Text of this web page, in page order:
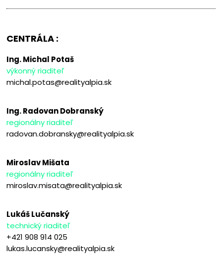
CENTRÁLA :
Ing. Michal Potaš
výkonný riaditeľ
michal.potas@realityalpia.sk
Ing. Radovan Dobranský
regionálny riaditeľ
radovan.dobransky@realityalpia.sk
Miroslav Mišata
regionálny riaditeľ
miroslav.misata@realityalpia.sk
Lukáš Lučanský
technický riaditeľ
+421 908 914 025
lukas.lucansky@realityalpia.sk